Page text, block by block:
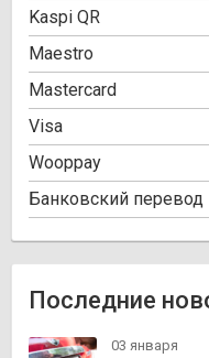
Kaspi QR
Maestro
Mastercard
Visa
Wooppay
Банковский перевод
Последние
03 января